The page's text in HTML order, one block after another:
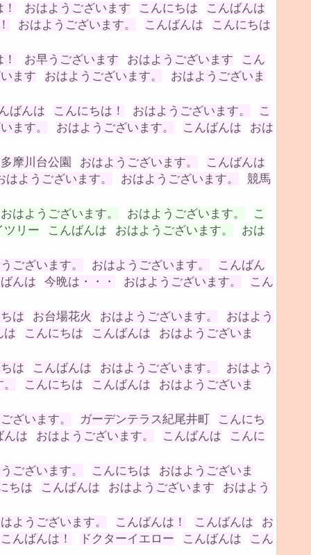
おはようございます こんにちは
こんばんは
おはようございます。 こんばんは
こんにちは
お早うございます おはようございます
こん
ます おはようございます。
おはようございま
ばんは こんにちは！ おはようございます。
こ
ます。 おはようございます。 こんばんは
おは
多摩川台公園 おはようございます。
こんばんは
はようございます。 おはようございます。
競馬
おはようございます。 おはようございます。
こ
ツリー こんばんは おはようございます。
おは
ございます。 おはようございます。
こんばん
んは 今晩は・・・ おはようございます。
こん
は お台場花火 おはようございます。
おはよう
は こんにちは こんばんは
おはようございま
は こんばんは おはようございます。
おはよう
こんにちは こんばんは
おはようございま
ざいます。 ガーデンテラス紀尾井町
こんにち
んは おはようございます。 こんばんは
こんに
ございます。 こんにちは
おはようございま
ちは こんばんは おはようございます
おはよう
ようございます。 こんばんは！ こんばんは
お
こんばんは！ ドクターイエロー こんばんは
こん